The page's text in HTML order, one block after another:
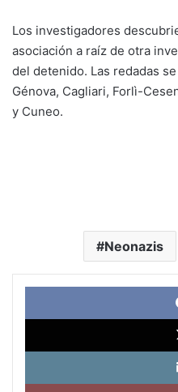
Los investigadores
asociación a raíz de otra
del detenido. Las redadas
Génova, Cagliari, Forlì-
y Cuneo.
Neonazis